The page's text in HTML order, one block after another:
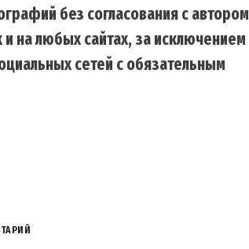
без согласования с автором
на любых сайтах, за исключением
сетей с обязательным